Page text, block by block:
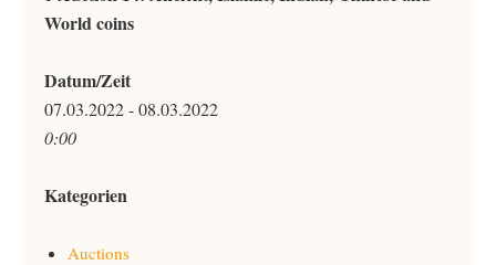
World coins
Datum/Zeit
07.03.2022 - 08.03.2022
0:00
Kategorien
Auctions